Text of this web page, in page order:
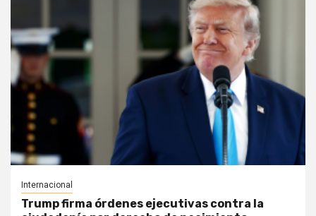
Internacional
Trump firma órdenes ejecutivas contra la